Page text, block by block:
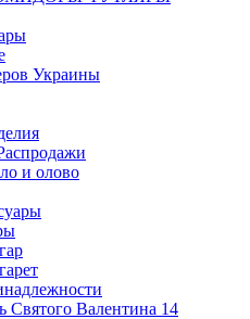
Украины
и олово
Валентина 14